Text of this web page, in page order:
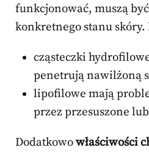
funkcjonować, muszą
konkretnego stanu skóry.
cząsteczki
penetrują nawilżoną
lipofilowe mają
przez przesuszone
Dodatkowowłaściwości